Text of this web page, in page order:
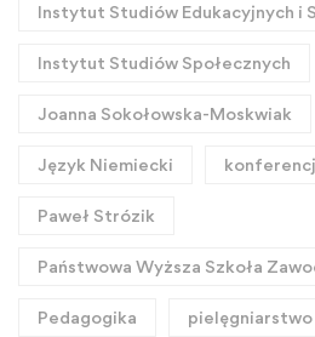
Instytut Studiów Edukacyjnych i
Instytut Studiów Społecznych
Joanna Sokołowska-Moskwiak
Język Niemiecki
Paweł Strózik
Państwowa Wyższa Szkoła
Pedagogika pielęgniarstwo